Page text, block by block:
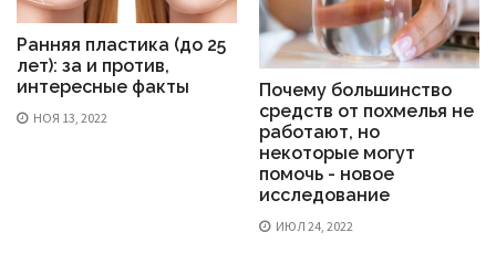
Ранняя пластика (до 25
лет): за и против,
интересные факты
НОЯ 13, 2022
Почему большинство
средств от похмелья не
работают, но
некоторые могут
помочь - новое
исследование
ИЮЛ 24, 2022